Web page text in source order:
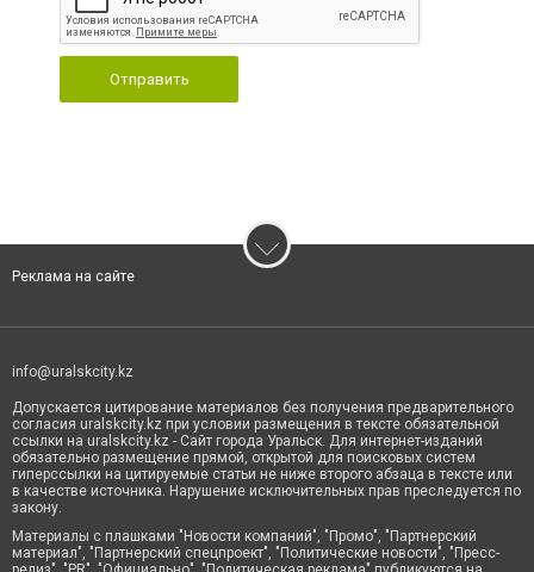
Отправить
Реклама на сайте
info@uralskcity.kz
Допускается цитирование материалов без получения предварительного
согласия uralskcity.kz при условии размещения в тексте обязательной
ссылки на uralskcity.kz - Сайт города Уральск. Для интернет-изданий
обязательно размещение прямой, открытой для поисковых систем
гиперссылки на цитируемые статьи не ниже второго абзаца в тексте или
в качестве источника. Нарушение исключительных прав преследуется по
закону.
Материалы с плашками "Новости компаний", "Промо", "Партнерский
материал", "Партнерский спецпроект", "Политические новости", "Пресс-